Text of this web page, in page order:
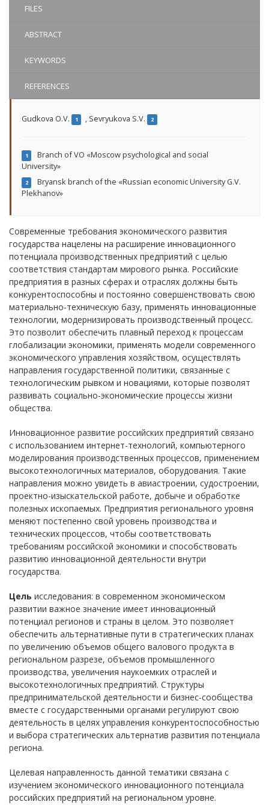
FILES
ABSTRACT
KEYWORDS
REFERENCES
Gudkova O.V. 1 , Sevryukova S.V. 2
1
Branch of VO «Moscow psychological and social
University»
2
Bryansk branch of the «Russian economic University G.V.
Plekhanov»
Современные требования экономического развития
государства нацелены на расширение инновационного
потенциала производственных предприятий с целью
соответствия стандартам мирового рынка. Российские
предприятия в разных сферах и отраслях должны быть
конкурентоспособны и постоянно совершенствовать свою
материально-техническую базу, применять инновационные
технологии, модернизировать производственный процесс.
Это позволит обеспечить плавный переход к процессам
глобализации экономики, применять модели современного
экономического управления хозяйством, осуществлять
направления государственной политики, связанные с
технологическим рывком и новациями, которые позволят
развивать социально-экономические процессы жизни
общества.
Инновационное развитие российских предприятий связано
с использованием интернет-технологий, компьютерного
моделирования производственных процессов, применением
высокотехнологичных материалов, оборудования. Такие
направления можно увидеть в авиастроении, судостроении,
проектно-изыскательской работе, добыче и обработке
полезных ископаемых. Предприятия регионального уровня
меняют постепенно свой уровень производства и
технических процессов, чтобы соответствовать
требованиям российской экономики и способствовать
развитию инновационной деятельности внутри
государства.
Цель исследования: в современном экономическом
развитии важное значение имеет инновационный
потенциал регионов и страны в целом. Это позволяет
обеспечить альтернативные пути в стратегических планах
по увеличению объемов общего валового продукта в
региональном разрезе, объемов промышленного
производства, увеличения наукоемких отраслей и
высокотехнологичных предприятий. Структуры
предпринимательской деятельности и бизнес-сообщества
вместе с государственными органами регулируют свою
деятельность в целях управления конкурентоспособностью
и выбора стратегических альтернатив развития потенциала
региона.
Целевая направленность данной тематики связана с
изучением экономического инновационного потенциала
российских предприятий на региональном уровне.